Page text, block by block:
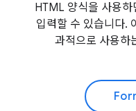
HTML 양식을 사용하
입력할 수 있습니다.
과적으로 사용하